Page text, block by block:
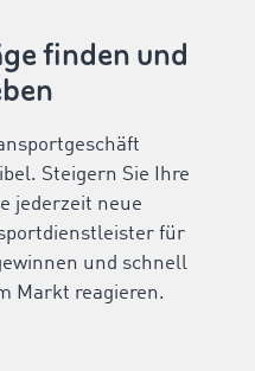
finden und
Steigern Sie Ihre
jederzeit neue
für
und schnell
Markt reagieren.